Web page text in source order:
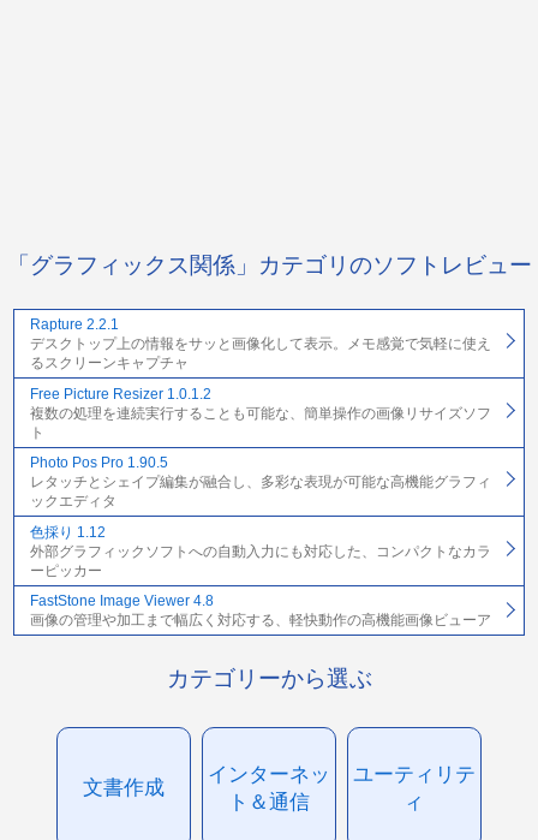
「グラフィックス関係」カテゴリのソフトレビュー
Rapture 2.2.1
デスクトップ上の情報をサッと画像化して表示。メモ感覚で気軽に使え
るスクリーンキャプチャ
Free Picture Resizer 1.0.1.2
複数の処理を連続実行することも可能な、簡単操作の画像リサイズソフ
ト
Photo Pos Pro 1.90.5
レタッチとシェイプ編集が融合し、多彩な表現が可能な高機能グラフィ
ックエディタ
色採り 1.12
外部グラフィックソフトへの自動入力にも対応した、コンパクトなカラ
ーピッカー
FastStone Image Viewer 4.8
画像の管理や加工まで幅広く対応する、軽快動作の高機能画像ビューア
カテゴリーから選ぶ
文書作成
インターネッ
ト＆通信
ユーティリテ
ィ